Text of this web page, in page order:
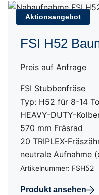
Aktionsangebot
FSI H52
Preis auf Anfrage
FSI Stubbenfräse
Typ: H52 für 8-14
HEAVY-DUTY-
570 mm Fräsrad
20 TRIPLEX-
neutrale Aufnahme
Artikelnummer: FSH52
Produkt ansehen